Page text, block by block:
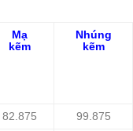
Mạ
kẽm
Nhúng
kẽm
82.875 99.875